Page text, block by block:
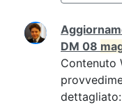
DM 08
Contenuto
dettagliato: